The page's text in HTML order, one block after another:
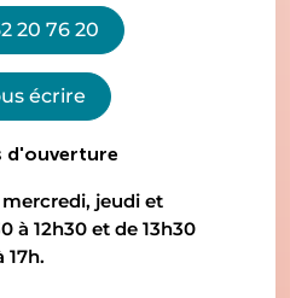
20 76 20
écrire
d'ouverture
jeudi et
à 12h30 et de 13h30
17h.